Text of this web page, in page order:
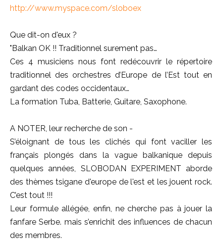
http://www.myspace.com/sloboex
Que dit-on d'eux ?
"Balkan OK !! Traditionnel surement pas…
Ces 4 musiciens nous font redécouvrir le répertoire
traditionnel des orchestres d’Europe de l’Est tout en
gardant des codes occidentaux…
La formation Tuba, Batterie, Guitare, Saxophone.
A NOTER, leur recherche de son -
S’éloignant de tous les clichés qui font vaciller les
français plongés dans la vague balkanique depuis
quelques années, SLOBODAN EXPERIMENT aborde
des thèmes tsigane d'europe de l'est et les jouent rock.
C’est tout !!!
Leur formule allégée, enfin, ne cherche pas à jouer la
fanfare Serbe. mais s’enrichit des influences de chacun
des membres.